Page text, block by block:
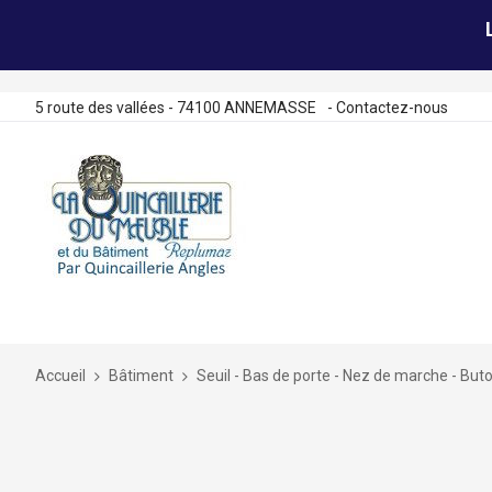
5 route des vallées - 74100 ANNEMASSE - Contactez-nous
Accueil Bâtiment Seuil - Bas de porte - Nez de marche -